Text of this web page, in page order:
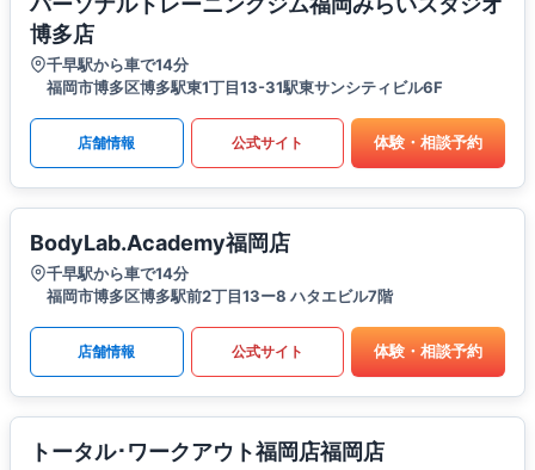
博多店
千早駅から車で14分
福岡市博多区博多駅東1丁目13-31駅東サンシティビル6F
店舗情報 公式サイト 体験・相談予約
BodyLab.Academy福岡店
千早駅から車で14分
福岡市博多区博多駅前2丁目13ー8 ハタエビル7階
店舗情報 公式サイト 体験・相談予約
トータル･ワークアウト福岡店福岡店